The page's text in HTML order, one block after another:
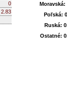
0
2.83
Moravská:
Moravská:
Poľská:
Poľská:
Ruská:
Ruská:
Ostatné:
Ostatné: